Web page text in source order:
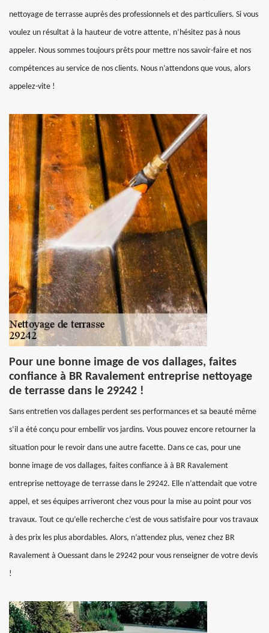
nettoyage de terrasse auprès des professionnels et des particuliers. Si vous
voulez un résultat à la hauteur de votre attente, n’hésitez pas à nous
appeler. Nous sommes toujours prêts pour mettre nos savoir-faire et nos
compétences au service de nos clients. Nous n’attendons que vous, alors
appelez-vite !
Pour une bonne image de vos dallages, faites
confiance à BR Ravalement entreprise nettoyage
de terrasse dans le 29242 !
Sans entretien vos dallages perdent ses performances et sa beauté même
s’il a été conçu pour embellir vos jardins. Vous pouvez encore retourner la
situation pour le revoir dans une autre facette. Dans ce cas, pour une
bonne image de vos dallages, faites confiance à à BR Ravalement
entreprise nettoyage de terrasse dans le 29242. Elle n’attendait que votre
appel, et ses équipes arriveront chez vous pour la mise au point pour vos
travaux. Tout ce qu’elle recherche c’est de vous satisfaire pour vos travaux
à des prix les plus abordables. Alors, n’attendez plus, venez chez BR
Ravalement à Ouessant dans le 29242 pour vous renseigner de votre devis
!